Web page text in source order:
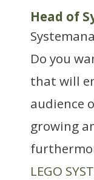
Head of
Do you
that will
audience
growing
LEGO